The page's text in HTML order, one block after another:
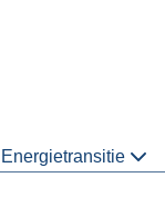
Energietransitie